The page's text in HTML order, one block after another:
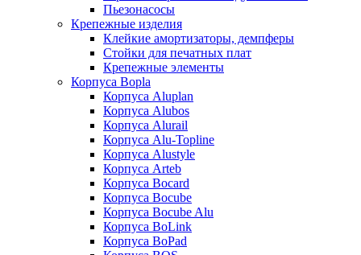
Пьезонасосы
Крепежные изделия
Клейкие амортизаторы, демпферы
Стойки для печатных плат
Крепежные элементы
Корпуса Bopla
Корпуса Aluplan
Корпуса Alubos
Корпуса Alurail
Корпуса Alu-Topline
Корпуса Alustyle
Корпуса Arteb
Корпуса Bocard
Корпуса Bocube
Корпуса Bocube Alu
Корпуса BoLink
Корпуса BoPad